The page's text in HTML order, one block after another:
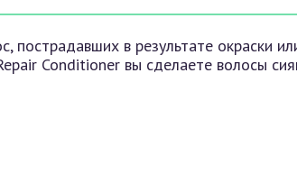
пострадавших в результате окраски
Conditioner вы сделаете волосы